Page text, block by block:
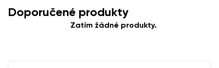
Doporučené produkty
Zatím žádné produkty.